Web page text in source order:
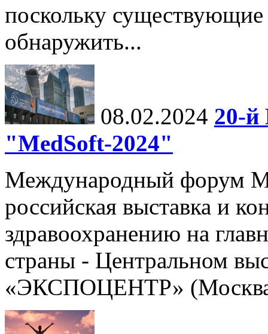
поскольку
обнаружить...
08.02.2024 20-
"MedSoft-2024"
Международный форум
российская выставка и
здравоохранению на
страны - Центральном
«ЭКСПОЦЕНТР»